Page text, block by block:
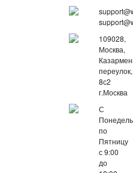
109028,
Москва,
переулок,
8с2
г.Москва
С
по
Пятницу
с 9:00
до